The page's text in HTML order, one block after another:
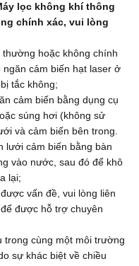
lọc không khí thông
chính xác, vui lòng
hoặc không chính
cảm biến hạt laser ở
tắc không;
cảm biến bằng dụng cụ
súng hơi (không sử
và cảm biến bên trong.
lưới cảm biến bằng bàn
vào nước, sau đó để khô
lại;
vấn đề, vui lòng liên
được hỗ trợ chuyên
trong cùng một môi trường
sự khác biệt về chiều